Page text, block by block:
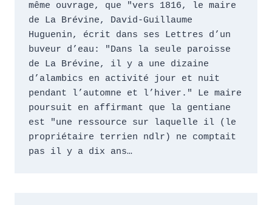
même ouvrage, que "vers 1816, le maire
de La Brévine, David-Guillaume
Huguenin, écrit dans ses Lettres d’un
buveur d’eau: "Dans la seule paroisse
de La Brévine, il y a une dizaine
d’alambics en activité jour et nuit
pendant l’automne et l’hiver." Le maire
poursuit en affirmant que la gentiane
est "une ressource sur laquelle il (le
propriétaire terrien ndlr) ne comptait
pas il y a dix ans…